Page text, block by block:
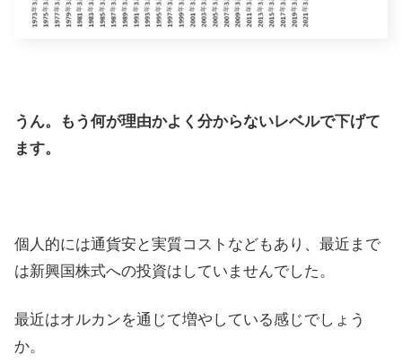
うん。もう何が理由かよく分からないレベルで下げて
ます。
個人的には通貨安と実質コストなどもあり、最近まで
は新興国株式への投資はしていませんでした。
最近はオルカンを通じて増やしている感じでしょう
か。